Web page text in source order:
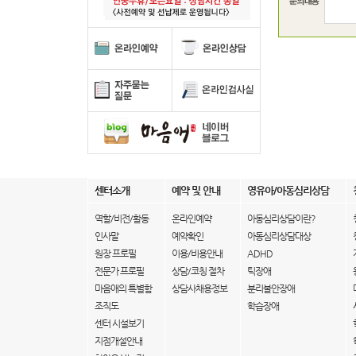
센터소개 예약 및 안내 영유아/아동심리상담
역할/비전/활동
인사말
원장 프로필
전문가 프로필
마음애의 특별함
조직도
센터 시설보기
지점개설안내
온라인예약
예약확인
이용/비용안내
상담/코칭 절차
상담사채용정보
아동심리상담이란?
아동심리상담대상
ADHD
틱장애
분리불안장애
학습장애